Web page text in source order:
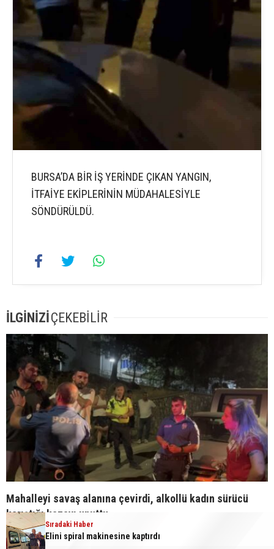
BURSA’DA BİR İŞ YERİNDE ÇIKAN YANGIN,
İTFAİYE EKİPLERİNİN MÜDAHALESİYLE
SÖNDÜRÜLDÜ.
İLGİNİZİÇEKEBİLİR
Mahalleyi savaş alanına çevirdi, alkollü kadın sürücü
karıştığı kazayı unuttu
Sıradaki Haber
Elini spiral makinesine kaptırdı